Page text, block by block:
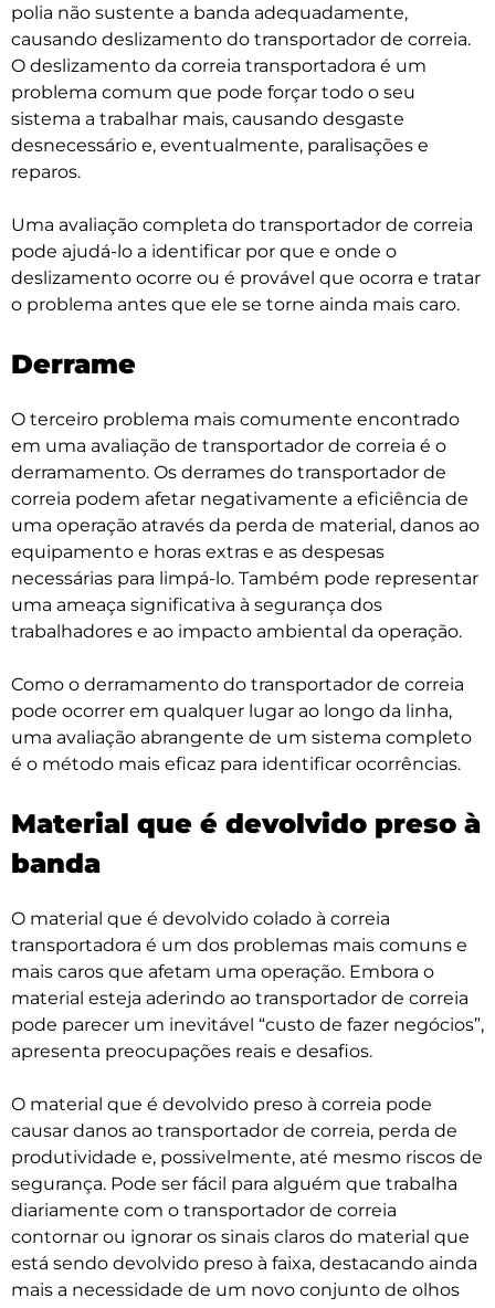
polia não sustente a banda adequadamente,
causando deslizamento do transportador de correia.
O deslizamento da correia transportadora é um
problema comum que pode forçar todo o seu
sistema a trabalhar mais, causando desgaste
desnecessário e, eventualmente, paralisações e
reparos.
Uma avaliação completa do transportador de correia
pode ajudá-lo a identificar por que e onde o
deslizamento ocorre ou é provável que ocorra e tratar
o problema antes que ele se torne ainda mais caro.
Derrame
O terceiro problema mais comumente encontrado
em uma avaliação de transportador de correia é o
derramamento. Os derrames do transportador de
correia podem afetar negativamente a eficiência de
uma operação através da perda de material, danos ao
equipamento e horas extras e as despesas
necessárias para limpá-lo. Também pode representar
uma ameaça significativa à segurança dos
trabalhadores e ao impacto ambiental da operação.
Como o derramamento do transportador de correia
pode ocorrer em qualquer lugar ao longo da linha,
uma avaliação abrangente de um sistema completo
é o método mais eficaz para identificar ocorrências.
Material que é devolvido preso à
banda
O material que é devolvido colado à correia
transportadora é um dos problemas mais comuns e
mais caros que afetam uma operação. Embora o
material esteja aderindo ao transportador de correia
pode parecer um inevitável “custo de fazer negócios”,
apresenta preocupações reais e desafios.
O material que é devolvido preso à correia pode
causar danos ao transportador de correia, perda de
produtividade e, possivelmente, até mesmo riscos de
segurança. Pode ser fácil para alguém que trabalha
diariamente com o transportador de correia
contornar ou ignorar os sinais claros do material que
está sendo devolvido preso à faixa, destacando ainda
mais a necessidade de um novo conjunto de olhos